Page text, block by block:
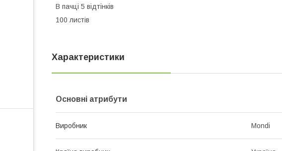
В пачці 5 відтінків
100 листів
Характеристики
Основні атрибути
Виробник Mondi